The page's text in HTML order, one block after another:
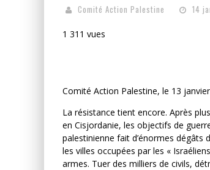
Comité Action Palestine 14
1 311 vues
Comité Action Palestine, le 13
La résistance tient encore. Après
en Cisjordanie, les objectifs de
palestinienne fait d’énormes dégâts
les villes occupées par les «
armes. Tuer des milliers de civils,